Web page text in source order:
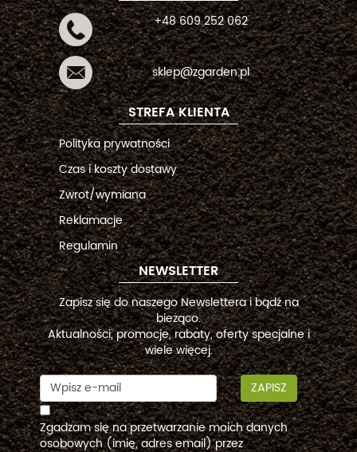
+48 609 252 062
sklep@zgarden.pl
STREFA KLIENTA
Polityka prywatności
Czas i koszty dostawy
Zwrot/wymiana
Reklamacje
Regulamin
NEWSLETTER
Zapisz się do naszego Newslettera i bądź na
bieżąco.
Aktualności, promocje, rabaty, oferty specjalne i
wiele więcej.
ZAPISZ
Zgadzam się na przetwarzanie moich danych
osobowych (imię, adres email) przez